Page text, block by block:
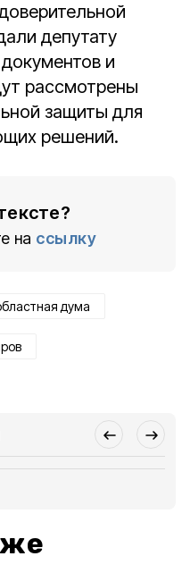
депутату
и
рассмотрены
защиты для
решений.
на ссылку
дума